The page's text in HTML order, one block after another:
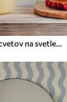
Nežni vzorec poljskih cvetov na svetlem ozadju